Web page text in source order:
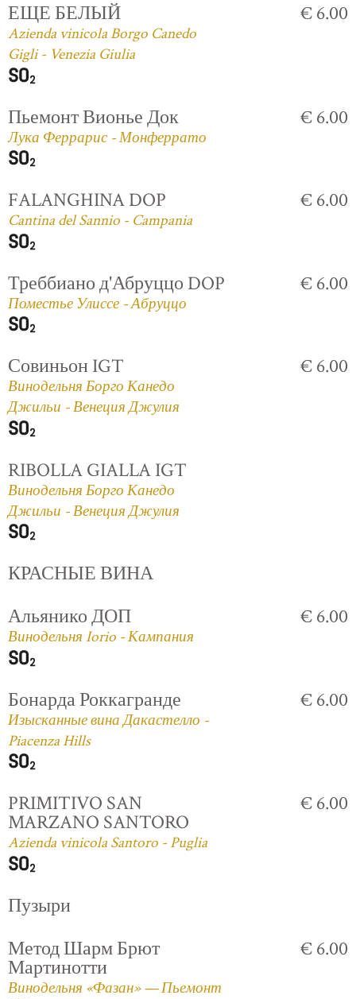
ЕЩЕ БЕЛЫЙ
Azienda vinicola Borgo Canedo
Gigli - Venezia Giulia
€ 6.00
Пьемонт Вионье Док
Лука Феррарис - Монферрато
€ 6.00
FALANGHINA DOP
Cantina del Sannio - Campania
€ 6.00
Треббиано д'Абруццо DOP
Поместье Улиссе - Абруццо
€ 6.00
Совиньон IGT
Винодельня Борго Канедо
Джильи - Венеция Джулия
€ 6.00
RIBOLLA GIALLA IGT
Винодельня Борго Канедо
Джильи - Венеция Джулия
КРАСНЫЕ ВИНА
Альянико ДОП
Винодельня Iorio - Кампания
€ 6.00
Бонарда Роккагранде
Изысканные вина Дакастелло -
Piacenza Hills
€ 6.00
PRIMITIVO SAN
MARZANO SANTORO
Azienda vinicola Santoro - Puglia
€ 6.00
Пузыри
Метод Шарм Брют
Мартинотти
Винодельня «Фазан» — Пьемонт
€ 6.00